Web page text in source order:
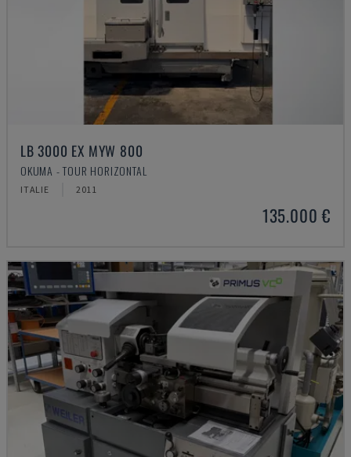
LB 3000 EX MYW 800
OKUMA - TOUR HORIZONTAL
ITALIE 2011
135.000 €